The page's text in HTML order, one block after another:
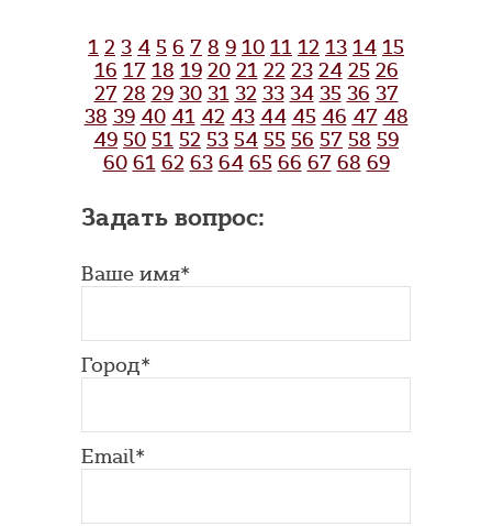
1 2 3 4 5 6 7 8 9 10 11 12 13 14 15
16 17 18 19 20 21 22 23 24 25 26
27 28 29 30 31 32 33 34 35 36 37
38 39 40 41 42 43 44 45 46 47 48
49 50 51 52 53 54 55 56 57 58 59
60 61 62 63 64 65 66 67 68 69
Задать вопрос:
Ваше имя*
Город*
Email*